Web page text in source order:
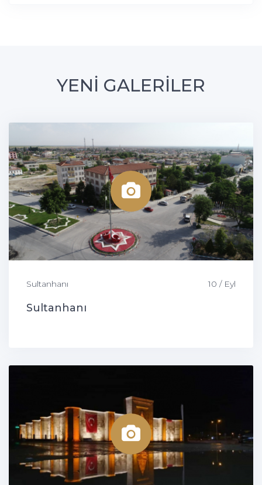
YENİ GALERİLER
Sultanhanı 10 / Eyl
Sultanhanı